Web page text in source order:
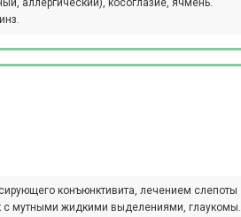
конъюнктивита, лечением слепоты
с мутными жидкими выделениями, глаукомы.